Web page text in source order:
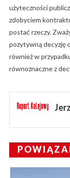
użyteczności
zdobyciem
postać rzeczy.
pozytywną decyzję
również w
równoznaczne z